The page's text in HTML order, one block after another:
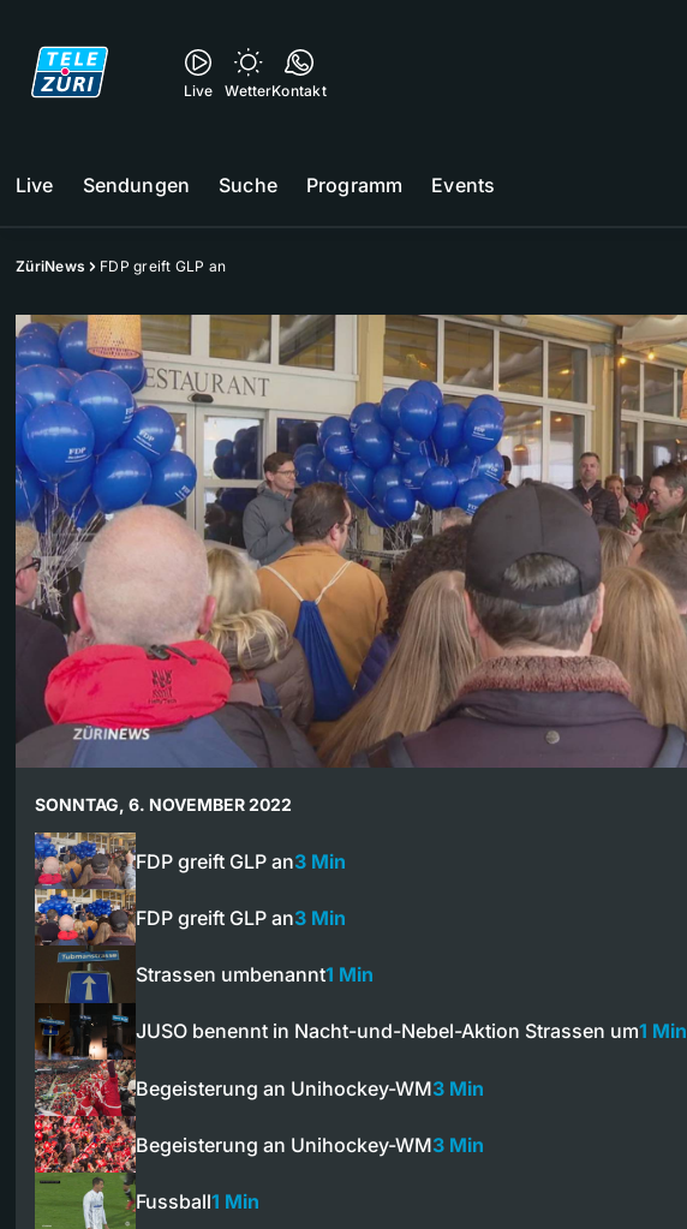
Live WetterKontakt
Live Sendungen Suche Programm Events
ZüriNews FDP greift GLP an
SONNTAG, 6. NOVEMBER 2022
FDP greift GLP an3 Min
FDP greift GLP an3 Min
Strassen umbenannt1 Min
JUSO benennt in Nacht-und-Nebel-Aktion Strassen um1 Min
Begeisterung an Unihockey-WM3 Min
Begeisterung an Unihockey-WM3 Min
Fussball1 Min